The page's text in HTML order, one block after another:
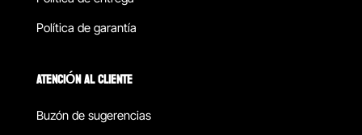
Política de garantía
ATENCIÓN AL CLIENTE
Buzón de sugerencias